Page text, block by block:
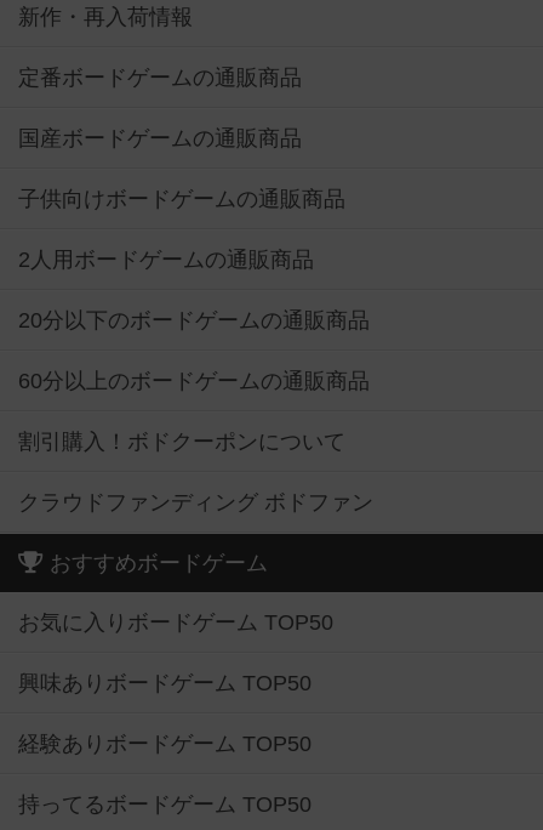
新作・再入荷情報
定番ボードゲームの通販商品
国産ボードゲームの通販商品
子供向けボードゲームの通販商品
2人用ボードゲームの通販商品
20分以下のボードゲームの通販商品
60分以上のボードゲームの通販商品
割引購入！ボドクーポンについて
クラウドファンディング ボドファン
おすすめボードゲーム
お気に入りボードゲーム TOP50
興味ありボードゲーム TOP50
経験ありボードゲーム TOP50
持ってるボードゲーム TOP50